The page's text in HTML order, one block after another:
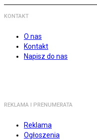
KONTAKT
O nas
Kontakt
Napisz do nas
REKLAMA I PRENUMERATA
Reklama
Ogłoszenia